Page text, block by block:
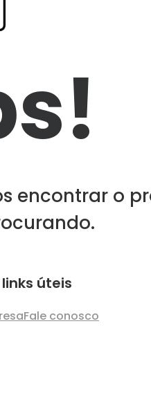
encontrar o
úteis
Fale conosco